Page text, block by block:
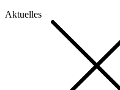
Aktuelles